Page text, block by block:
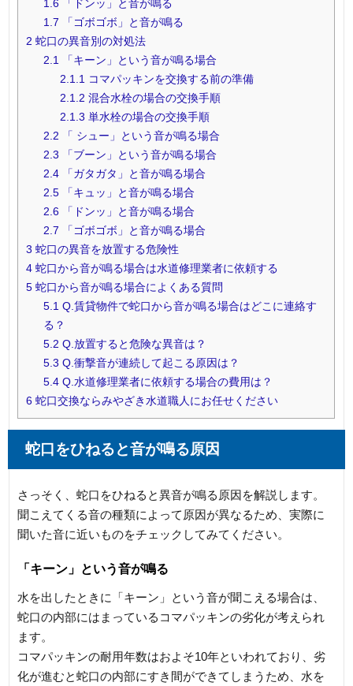
1.6「ドンッ」と音が鳴る
1.7 「ゴボゴボ」と音が鳴る
2 蛇口の異音別の対処法
2.1
「キーン」という音が鳴る場合
2.1.1 コマパッキンを交換する前の準備
2.1.2 混合水栓の場合の交換手順
2.1.3 単水栓の場合の交換手順
2.2 「 シュー」という音が鳴る場合
2.3 「ブーン」という音が鳴る場合
2.4「ガタガタ」と音が鳴る場合
2.5「キュッ」と音が鳴る場合
2.6「ドンッ」と音が鳴る場合
2.7 「ゴボゴボ」と音が鳴る場合
3 蛇口の異音を放置する危険性
4 蛇口から音が鳴る場合は水道修理業者に依頼する
5 蛇口から音が鳴る場合によくある質問
5.1 Q.賃貸物件で蛇口から音が鳴る場合はどこに連絡す
る？
5.2 Q.放置すると危険な異音は？
5.3 Q.衝撃音が連続して起こる原因は？
5.4Q.水道修理業者に依頼する場合の費用は？
6 蛇口交換ならみやざき水道職人にお任せください
蛇口をひねると音が鳴る原因
さっそく、蛇口をひねると異音が鳴る原因を解説します。
聞こえてくる音の種類によって原因が異なるため、実際に
聞いた音に近いものをチェックしてみてください。
「キーン」という音が鳴る
水を出したときに「キーン」という音が聞こえる場合は、
蛇口の内部にはまっているコマパッキンの劣化が考えられ
ます。
コマパッキンの耐用年数はおよそ10年といわれており、劣
化が進むと蛇口の内部にすき間ができてしまうため、水を